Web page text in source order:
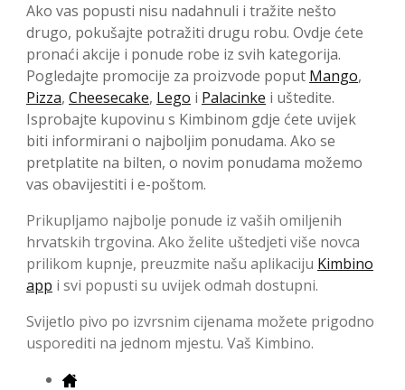
Ako vas popusti nisu nadahnuli i tražite nešto
drugo, pokušajte potražiti drugu robu. Ovdje ćete
pronaći akcije i ponude robe iz svih kategorija.
Pogledajte promocije za proizvode poput Mango,
Pizza, Cheesecake, Lego i Palacinke i uštedite.
Isprobajte kupovinu s Kimbinom gdje ćete uvijek
biti informirani o najboljim ponudama. Ako se
pretplatite na bilten, o novim ponudama možemo
vas obavijestiti i e-poštom.
Prikupljamo najbolje ponude iz vaših omiljenih
hrvatskih trgovina. Ako želite uštedjeti više novca
prilikom kupnje, preuzmite našu aplikaciju Kimbino
app i svi popusti su uvijek odmah dostupni.
Svijetlo pivo po izvrsnim cijenama možete prigodno
usporediti na jednom mjestu. Vaš Kimbino.